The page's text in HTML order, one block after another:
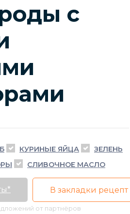
с
КУРИНЫЕ ЯЙЦА
ЗЕЛЕНЬ
СЛИВОЧНОЕ МАСЛО
В закладки рецепт
от партнёров